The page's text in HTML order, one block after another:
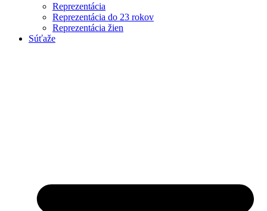
Reprezentácia
Reprezentácia do 23 rokov
Reprezentácia žien
Súťaže